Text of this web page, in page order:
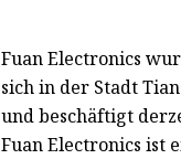
Fuan Electronics
sich in der Stadt
und beschäftigt
Fuan Electronics ist